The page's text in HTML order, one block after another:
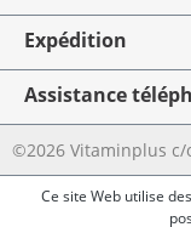
Expédition
Assistance
©2026 Vitaminplus c/
Ce site Web utilise